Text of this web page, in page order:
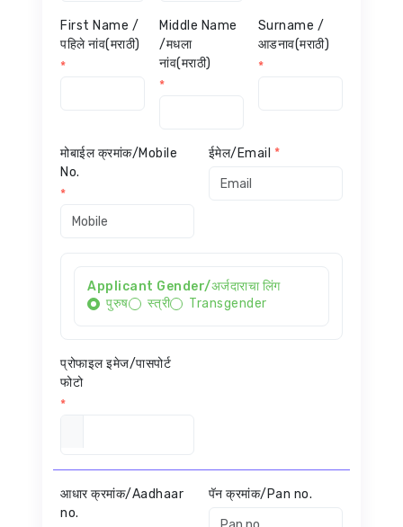
First Name /
पहिले नांव(मराठी)
*
Middle Name
/मधला
नांव(मराठी)
*
Surname /
आडनाव(मराठी)
*
मोबाईल क्रमांक/Mobile
No.
*
ईमेल/Email *
Applicant Gender/अर्जदाराचा लिंग
पुरुष
स्त्री Transgender
प्रोफाइल इमेज/पासपोर्ट
फोटो
*
आधार क्रमांक/Aadhaar
no.
पॅन क्रमांक/Pan no.